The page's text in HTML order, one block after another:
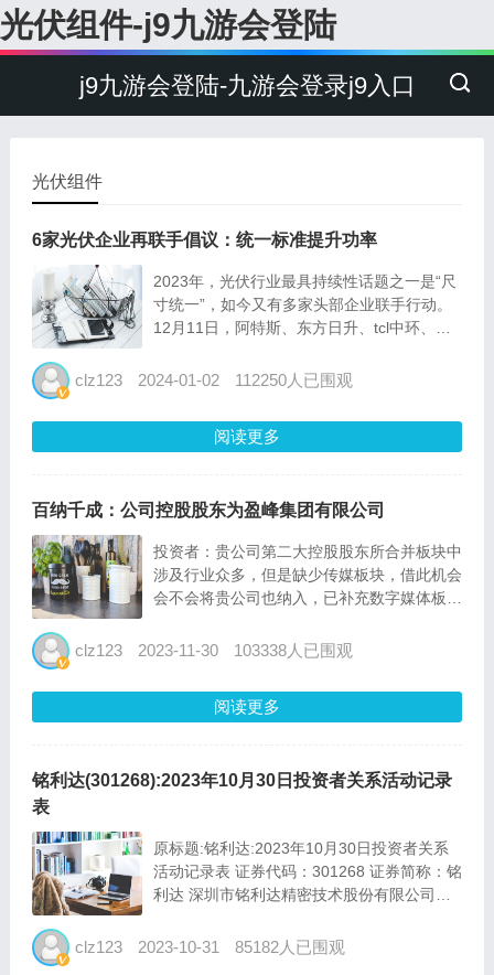
光伏组件-j9九游会登陆
j9九游会登陆-九游会登录j9入口
光伏组件
6家光伏企业再联手倡议：统一标准提升功率
2023年，光伏行业最具持续性话题之一是“尺
寸统一”，如今又有多家头部企业联手行动。
12月11日，阿特斯、东方日升、tcl中环、天
布《关于推动700w 光伏组件标准设计和应用
示，...
clz123 2024-01-02 112250人已围观
阅读更多
百纳千成：公司控股股东为盈峰集团有限公司
投资者：贵公司第二大控股股东所合并板块中
涉及行业众多，但是缺少传媒板块，借此机会
会不会将贵公司也纳入，已补充数字媒体板块
好！公司控股股东为盈峰集团有限公司。感谢
缘》为公司新投项目，请...
clz123 2023-11-30 103338人已围观
阅读更多
铭利达(301268):2023年10月30日投资者关系活动记录
表
原标题:铭利达:2023年10月30日投资者关系
活动记录表 证券代码：301268 证券简称：铭
利达 深圳市铭利达精密技术股份有限公司
号：2023-006 投资者...
clz123 2023-10-31 85182人已围观